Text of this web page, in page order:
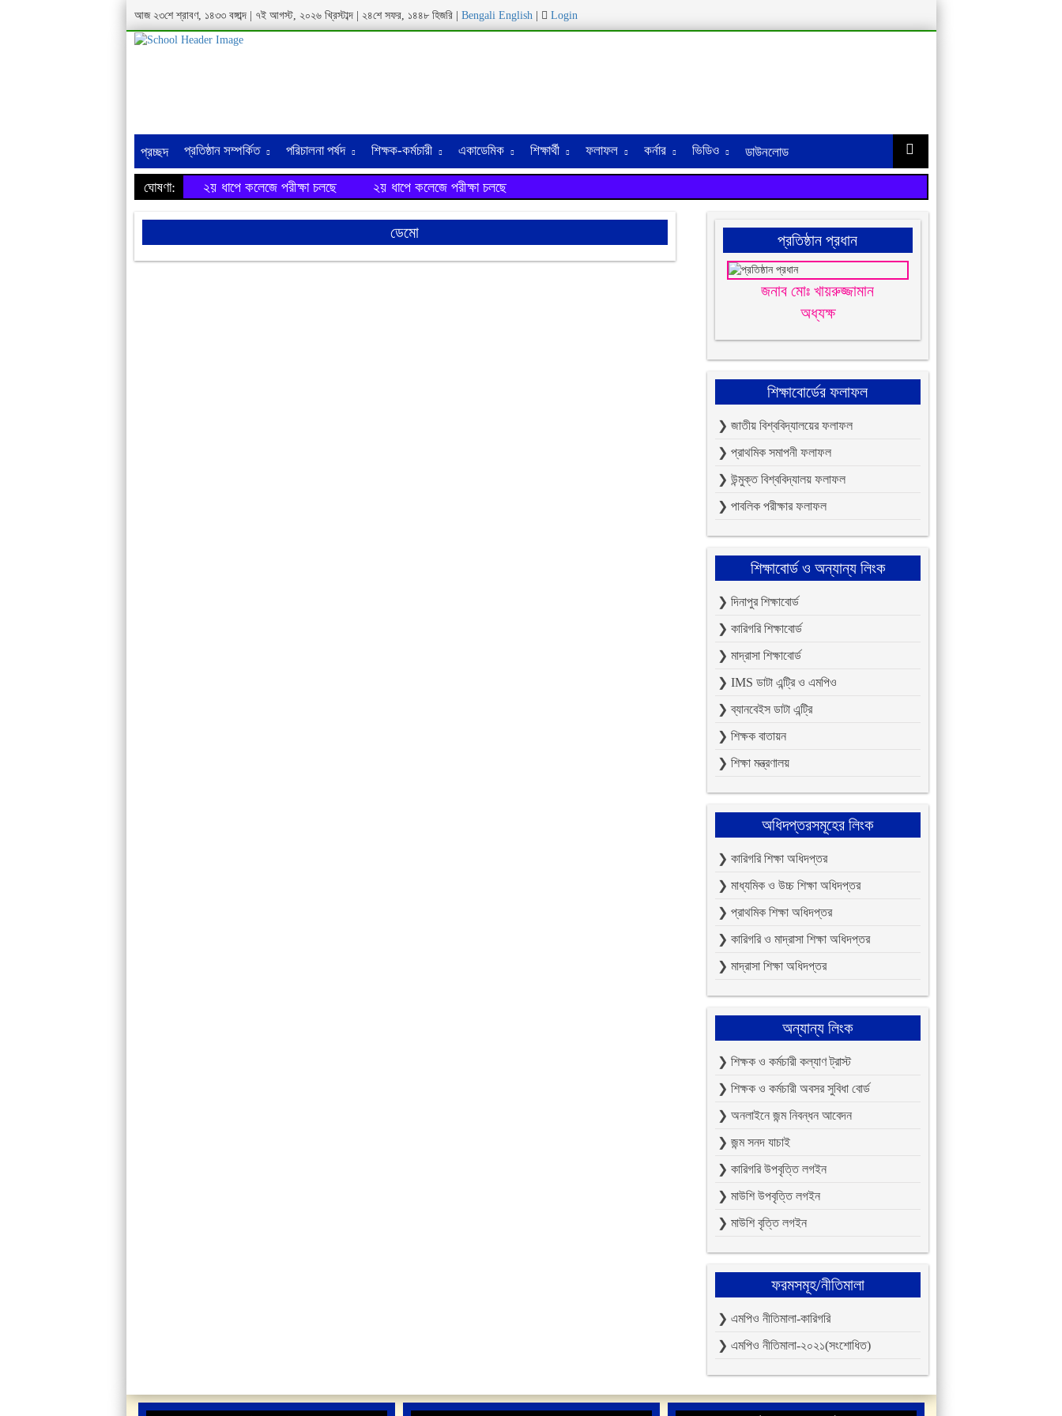
আজ ২৩শে শ্রাবণ, ১৪৩৩ বঙ্গাব্দ | ৭ই আগস্ট, ২০২৬ খ্রিস্টাব্দ | ২৪শে সফর, ১৪৪৮ হিজরি | Bengali English Login
প্রচ্ছদ প্রতিষ্ঠান সম্পর্কিত পরিচালনা পর্ষদ শিক্ষক-কর্মচারী একাডেমিক শিক্ষার্থী ফলাফল কর্নার ভিডিও ডাউনলোড
ঘোষণা: ২য় ধাপে কলেজে পরীক্ষা চলছে
২য় ধাপে কলেজে পরীক্ষা চলছে
ডেমো প্রতিষ্ঠান প্রধান
জনাব মোঃ খায়রুজ্জামান
অধ্যক্ষ
শিক্ষাবোর্ডের ফলাফল
❯ জাতীয় বিশ্ববিদ্যালয়ের ফলাফল
❯ প্রাথমিক সমাপনী ফলাফল
❯ উন্মুক্ত বিশ্ববিদ্যালয় ফলাফল
❯ পাবলিক পরীক্ষার ফলাফল
শিক্ষাবোর্ড ও অন্যান্য লিংক
❯ দিনাপুর শিক্ষাবোর্ড
❯ কারিগরি শিক্ষাবোর্ড
❯ মাদ্রাসা শিক্ষাবোর্ড
❯ IMS ডাটা এন্ট্রি ও এমপিও
❯ ব্যানবেইস ডাটা এন্ট্রি
❯ শিক্ষক বাতায়ন
❯ শিক্ষা মন্ত্রণালয়
অধিদপ্তরসমূহের লিংক
❯ কারিগরি শিক্ষা অধিদপ্তর
❯ মাধ্যমিক ও উচ্চ শিক্ষা অধিদপ্তর
❯ প্রাথমিক শিক্ষা অধিদপ্তর
❯ কারিগরি ও মাদ্রাসা শিক্ষা অধিদপ্তর
❯ মাদ্রাসা শিক্ষা অধিদপ্তর
অন্যান্য লিংক
❯ শিক্ষক ও কর্মচারী কল্যাণ ট্রাস্ট
❯ শিক্ষক ও কর্মচারী অবসর সুবিধা বোর্ড
❯ অনলাইনে জন্ম নিবন্ধন আবেদন
❯ জন্ম সনদ যাচাই
❯ কারিগরি উপবৃত্তি লগইন
❯ মাউশি উপবৃত্তি লগইন
❯ মাউশি বৃত্তি লগইন
ফরমসমূহ/নীতিমালা
❯ এমপিও নীতিমালা-কারিগরি
❯ এমপিও নীতিমালা-২০২১(সংশোধিত)